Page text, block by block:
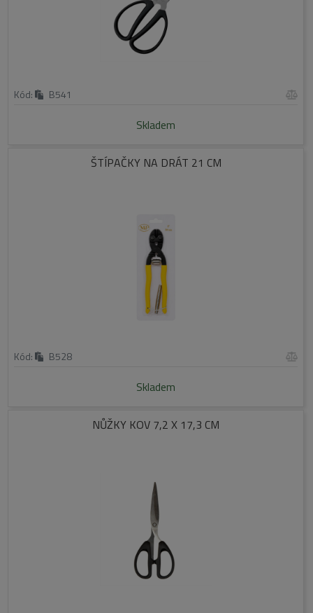
Kód: B541
Skladem
ŠTÍPAČKY NA DRÁT 21 CM
Kód: B528
Skladem
NŮŽKY KOV 7,2 X 17,3 CM